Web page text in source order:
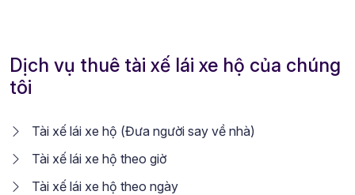
Dịch vụ thuê tài xế lái xe hộ của chúng
tôi
Tài xế lái xe hộ (Đưa người say về nhà)
Tài xế lái xe hộ theo giờ
Tài xế lái xe hộ theo ngày